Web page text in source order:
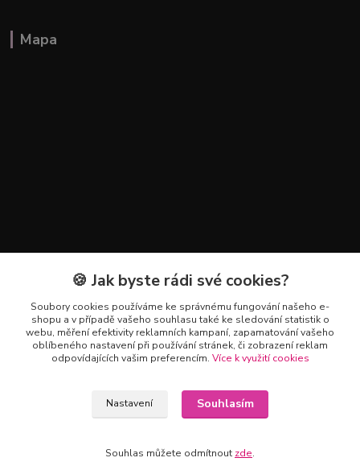
Mapa
Kontakty
+420 602 223 614
info@zahradnictvipetro.cz
🍪 Jak byste rádi své cookies?
Soubory cookies používáme ke správnému fungování našeho e-
shopu a v případě vašeho souhlasu také ke sledování statistik o
webu, měření efektivity reklamních kampaní, zapamatování vašeho
oblíbeného nastavení při používání stránek, či zobrazení reklam
odpovídajících vašim preferencím. Více k využití cookies
Nastavení Souhlasím
Souhlas můžete odmítnout zde.